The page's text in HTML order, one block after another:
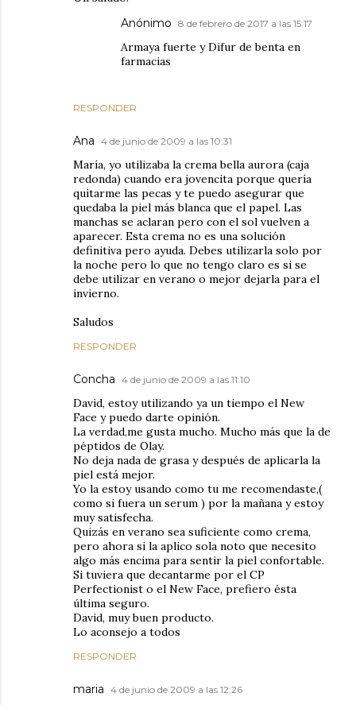
RESPONDER
Anónimo 8 de febrero de 2017 a las 15:17
Armaya fuerte y Difur de benta en
farmacias
Ana 4 de junio de 2009 a las 10:31
María, yo utilizaba la crema bella aurora (caja
redonda) cuando era jovencita porque quería
quitarme las pecas y te puedo asegurar que
quedaba la piel más blanca que el papel. Las
manchas se aclaran pero con el sol vuelven a
aparecer. Esta crema no es una solución
definitiva pero ayuda. Debes utilizarla solo por
la noche pero lo que no tengo claro es si se
debe utilizar en verano o mejor dejarla para el
invierno.
Saludos
RESPONDER
Concha 4 de junio de 2009 a las 11:10
David, estoy utilizando ya un tiempo el New
Face y puedo darte opinión.
La verdad,me gusta mucho. Mucho más que la de
péptidos de Olay.
No deja nada de grasa y después de aplicarla la
piel está mejor.
Yo la estoy usando como tu me recomendaste,(
como si fuera un serum ) por la mañana y estoy
muy satisfecha.
Quizás en verano sea suficiente como crema,
pero ahora si la aplico sola noto que necesito
algo más encima para sentir la piel confortable.
Si tuviera que decantarme por el CP
Perfectionist o el New Face, prefiero ésta
última seguro.
David, muy buen producto.
Lo aconsejo a todos
RESPONDER
maria 4 de junio de 2009 a las 12:26